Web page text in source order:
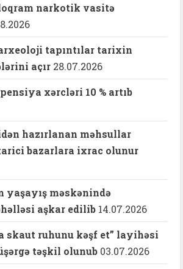
narkotik vasitə
tapıntılar tarixin
açır 28.07.2026
xərcləri 10 % artıb
hazırlanan məhsullar
bazarlara ixrac olunur
yaşayış məskənində
aşkar edilib 14.07.2026
skaut ruhunu kəşf et” layihəsi
təşkil olunub 03.07.2026